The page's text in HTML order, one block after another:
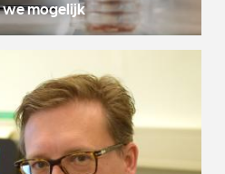
we mogelijk